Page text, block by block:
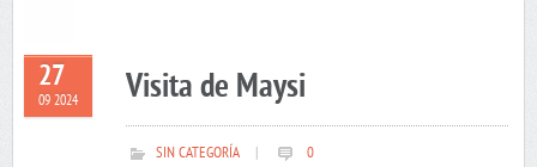
27
09 2024 Visita de Maysi
SIN CATEGORÍA 0